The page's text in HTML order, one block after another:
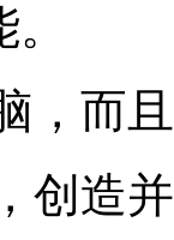
而
造